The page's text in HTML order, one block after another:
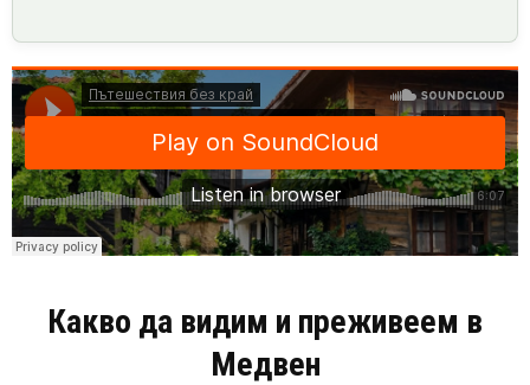
Какво да видим и преживеем в
Медвен